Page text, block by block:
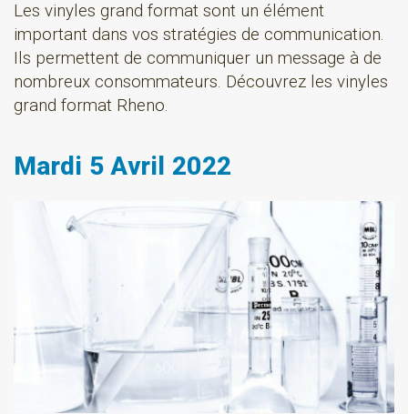
Les vinyles grand format sont un élément
important dans vos stratégies de communication.
Ils permettent de communiquer un message à de
nombreux consommateurs. Découvrez les vinyles
grand format Rheno.
Mardi 5 Avril 2022